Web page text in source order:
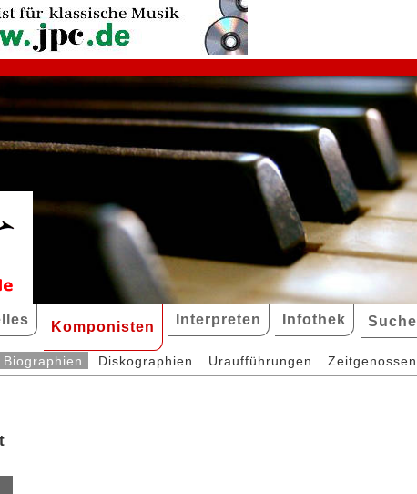
Komponisten Interpreten Infothek Suche
Biographien Diskographien Uraufführungen Zeitgenossen